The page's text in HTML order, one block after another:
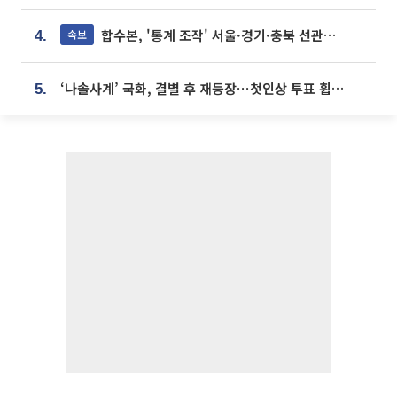
4. 속보 합수본, '통계 조작' 서울·경기·충북 선관위 등 추가 압수수색
5. ‘나솔사계’ 국화, 결별 후 재등장⋯첫인상 투표 휩쓸고 ‘인기녀’ 등극